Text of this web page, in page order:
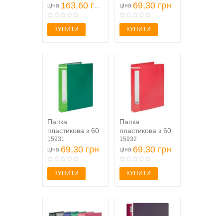
сіра (...
ціна 163,60 грн
КУПИТИ
JOBMAX, А4,
синя (...
ціна 69,30 грн
КУПИТИ
Папка
пластикова з 60
файлами,
JOBMAX, А4
зелений (...
15931
ціна 69,30 грн
КУПИТИ
Папка
пластикова з 60
файлами,
JOBMAX, А4,
червона (...
15932
ціна 69,30 грн
КУПИТИ